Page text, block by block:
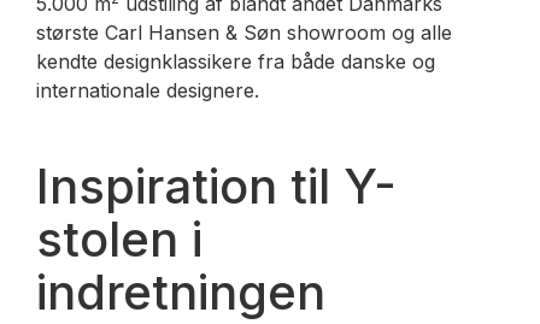
største Carl Hansen & Søn showroom og alle
kendte designklassikere fra både danske og
internationale designere.
Inspiration til Y-
stolen i
indretningen